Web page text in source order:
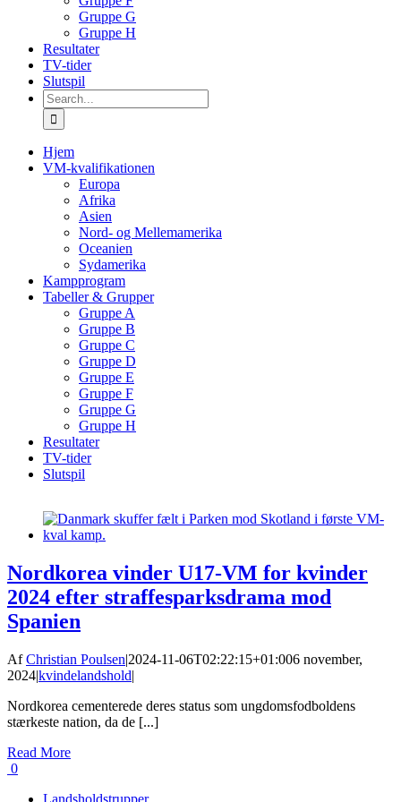
Gruppe G
Gruppe H
Resultater
TV-tider
Slutspil
Search
for:
Hjem
VM-kvalifikationen
Europa
Afrika
Asien
Nord- og Mellemamerika
Oceanien
Sydamerika
Kampprogram
Tabeller & Grupper
Gruppe A
Gruppe B
Gruppe C
Gruppe D
Gruppe E
Gruppe F
Gruppe G
Gruppe H
Resultater
TV-tider
Slutspil
Nordkorea vinder U17-VM for kvinder
2024 efter straffesparksdrama mod
Spanien
AfChristian Poulsen|2024-11-06T02:22:15+01:006 november,
2024|kvindelandshold|
Nordkorea cementerede deres status som ungdomsfodboldens
stærkeste nation, da de [...]
Read More
0
Landsholdstrupper